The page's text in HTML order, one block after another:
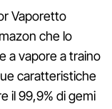
Vaporetto
che lo
a vapore a traino
caratteristiche
il 99,9% di gemi